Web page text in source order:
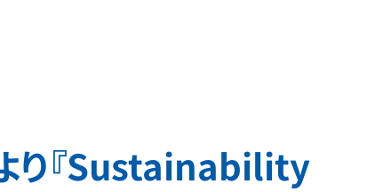
り『Sustainability